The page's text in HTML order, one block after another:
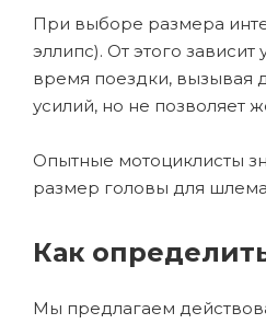
При выборе размера
эллипс). От этого
время поездки, вызывая
усилий, но не позволяет
Опытные мотоциклисты
размер головы для шлема
Как
Мы предлагаем